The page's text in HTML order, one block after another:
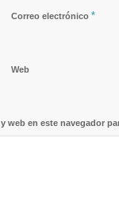
Correo electrónico *
Web
web en este navegador